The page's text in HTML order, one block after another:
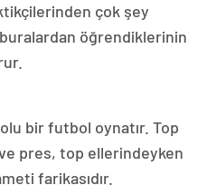
çok şey
öğrendiklerinin
bir futbol oynatır. Top
pres, top ellerindeyken
farikasıdır.